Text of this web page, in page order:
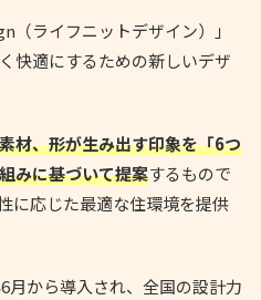
ライフニットデザイン）」
快適にするための新しいデザ
材、形が生み出す印象を「6つ
みに基づいて提案するもので
に応じた最適な住環境を提供
月から導入され、全国の設計力